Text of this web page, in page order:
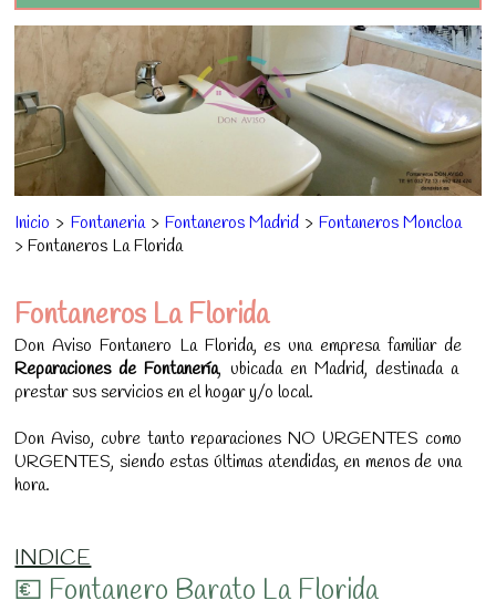
Inicio > Fontaneria> Fontaneros Madrid> Fontaneros Moncloa
> Fontaneros La Florida
Fontaneros La Florida
Don Aviso Fontanero La Florida, es una empresa familiar de
Reparaciones de Fontanería, ubicada en Madrid, destinada a
prestar sus servicios en el hogar y/o local.
Don Aviso, cubre tanto reparaciones NO URGENTES como
URGENTES, siendo estas últimas atendidas, en menos de una
hora.
INDICE
💶 Fontanero Barato La Florida